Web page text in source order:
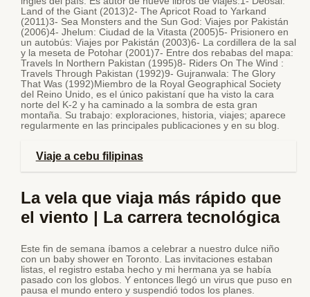
Land of the Giant (2013)2- The Apricot Road to Yarkand
(2011)3- Sea Monsters and the Sun God: Viajes por Pakistán
(2006)4- Jhelum: Ciudad de la Vitasta (2005)5- Prisionero en
un autobús: Viajes por Pakistán (2003)6- La cordillera de la sal
y la meseta de Potohar (2001)7- Entre dos rebabas del mapa:
Travels In Northern Pakistan (1995)8- Riders On The Wind :
Travels Through Pakistan (1992)9- Gujranwala: The Glory
That Was (1992)Miembro de la Royal Geographical Society
del Reino Unido, es el único pakistaní que ha visto la cara
norte del K-2 y ha caminado a la sombra de esta gran
montaña. Su trabajo: exploraciones, historia, viajes; aparece
regularmente en las principales publicaciones y en su blog.
Viaje a cebu filipinas
La vela que viaja más rápido que
el viento | La carrera tecnológica
Este fin de semana íbamos a celebrar a nuestro dulce niño
con un baby shower en Toronto. Las invitaciones estaban
listas, el registro estaba hecho y mi hermana ya se había
pasado con los globos. Y entonces llegó un virus que puso en
pausa el mundo entero y suspendió todos los planes.